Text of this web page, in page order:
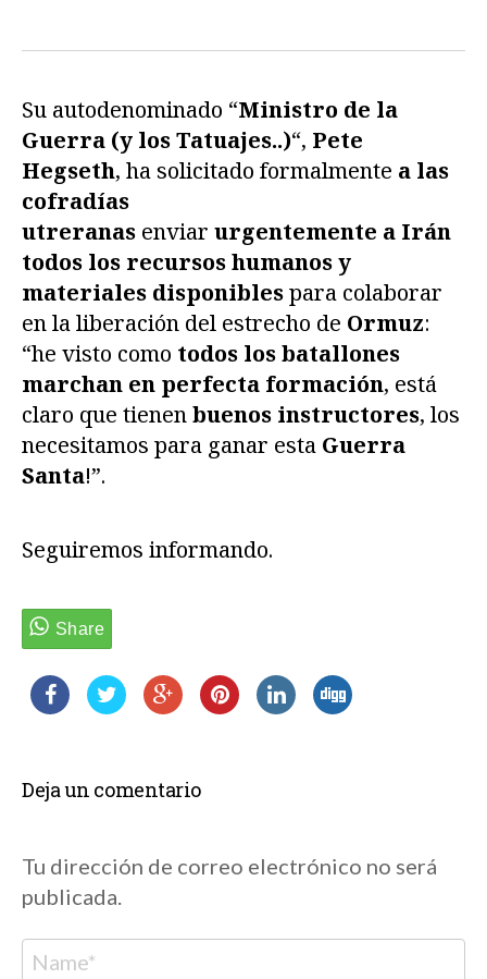
Su autodenominado “Ministro de la
Guerra (y los Tatuajes..)“, Pete
Hegseth, ha solicitado formalmente a las
cofradías
utreranas enviar urgentemente a Irán
todos los recursos humanos y
materiales disponiblespara colaborar
en la liberación del estrecho de Ormuz:
“he visto como todos los batallones
marchan en perfecta formación, está
claro que tienenbuenos instructores, los
necesitamos para ganar esta Guerra
Santa!”.
Seguiremos informando.
Deja un comentario
Tu dirección de correo electrónico no será
publicada.
Nombre